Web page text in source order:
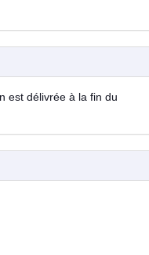
est délivrée à la fin du